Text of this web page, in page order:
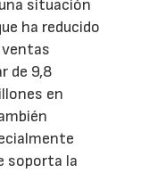
situación
ha reducido
de 9,8
en
soporta la